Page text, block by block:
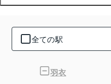
全ての駅
羽衣